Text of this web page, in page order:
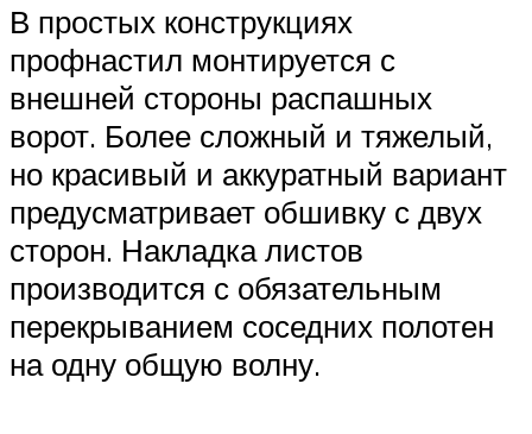
В простых конструкциях
профнастил монтируется с
внешней стороны распашных
ворот. Более сложный и тяжелый,
но красивый и аккуратный вариант
предусматривает обшивку с двух
сторон. Накладка листов
производится с обязательным
перекрыванием соседних полотен
на одну общую волну.